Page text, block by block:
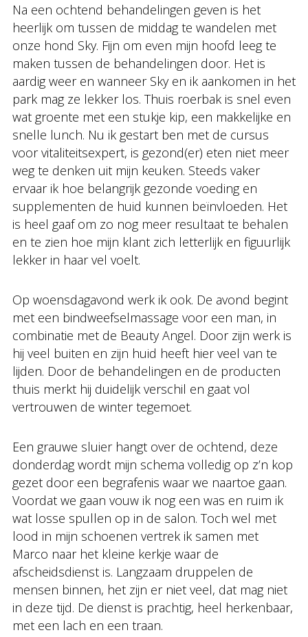
Na een ochtend behandelingen geven is het
heerlijk om tussen de middag te wandelen met
onze hond Sky. Fijn om even mijn hoofd leeg te
maken tussen de behandelingen door. Het is
aardig weer en wanneer Sky en ik aankomen in het
park mag ze lekker los. Thuis roerbak is snel even
wat groente met een stukje kip, een makkelijke en
snelle lunch. Nu ik gestart ben met de cursus
voor vitaliteitsexpert, is gezond(er) eten niet meer
weg te denken uit mijn keuken. Steeds vaker
ervaar ik hoe belangrijk gezonde voeding en
supplementen de huid kunnen beïnvloeden. Het
is heel gaaf om zo nog meer resultaat te behalen
en te zien hoe mijn klant zich letterlijk en figuurlijk
lekker in haar vel voelt.
Op woensdagavond werk ik ook. De avond begint
met een bindweefselmassage voor een man, in
combinatie met de Beauty Angel. Door zijn werk is
hij veel buiten en zijn huid heeft hier veel van te
lijden. Door de behandelingen en de producten
thuis merkt hij duidelijk verschil en gaat vol
vertrouwen de winter tegemoet.
Een grauwe sluier hangt over de ochtend, deze
donderdag wordt mijn schema volledig op z’n kop
gezet door een begrafenis waar we naartoe gaan.
Voordat we gaan vouw ik nog een was en ruim ik
wat losse spullen op in de salon. Toch wel met
lood in mijn schoenen vertrek ik samen met
Marco naar het kleine kerkje waar de
afscheidsdienst is. Langzaam druppelen de
mensen binnen, het zijn er niet veel, dat mag niet
in deze tijd. De dienst is prachtig, heel herkenbaar,
met een lach en een traan.